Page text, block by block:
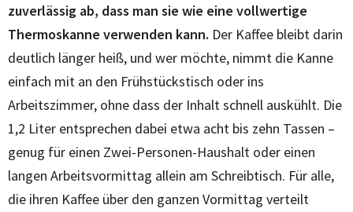
zuverlässig ab, dass man sie wie eine vollwertige
Thermoskanne verwenden kann. Der Kaffee bleibt darin
deutlich länger heiß, und wer möchte, nimmt die Kanne
einfach mit an den Frühstückstisch oder ins
Arbeitszimmer, ohne dass der Inhalt schnell auskühlt. Die
1,2 Liter entsprechen dabei etwa acht bis zehn Tassen –
genug für einen Zwei-Personen-Haushalt oder einen
langen Arbeitsvormittag allein am Schreibtisch. Für alle,
die ihren Kaffee über den ganzen Vormittag verteilt